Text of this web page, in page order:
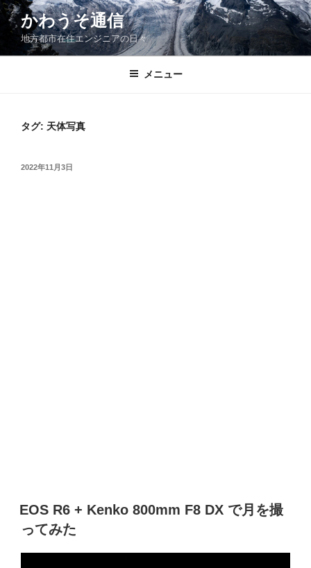
コ
ン
ン
かわうそ通信
地方都市在住エンジニアの日々
メニュー
タグ: 天体写真
投
2022年11月3日
EOS R6 + Kenko 800mm F8 DX で月を撮
ってみた